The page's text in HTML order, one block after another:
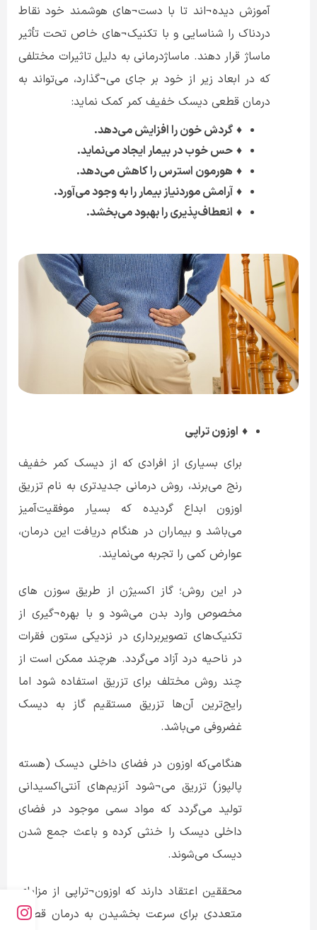
آموزش ‌دیده¬اند تا با دست¬های هوشمند خود نقاط
دردناک را شناسایی و با تکنیک¬های خاص تحت تأثیر
ماساژ قرار دهند. ماساژدرمانی به دلیل تاثیرات مختلفی
که در ابعاد زیر از خود بر جای می¬گذارد، می‌تواند به
درمان قطعی دیسک خفیف کمر کمک نماید:
♦ گردش خون را افزایش می‌دهد.
♦ حس خوب در بیمار ایجاد می‌نماید.
♦ هورمون استرس را کاهش می‌دهد.
♦ آرامش موردنیاز بیمار را به وجود می‌آورد.
♦ انعطاف‌پذیری را بهبود می‌بخشد.
♦ اوزون تراپی
برای بسیاری از افرادی که از دیسک کمر خفیف
رنج می‌برند، روش درمانی جدیدتری به نام تزریق
اوزون ابداع گردیده که بسیار موفقیت‌آمیز
می‌باشد و بیماران در هنگام دریافت این درمان،
عوارض کمی را تجربه می‌نمایند.
در این روش؛ گاز اکسیژن از طریق سوزن های
مخصوص وارد بدن می‌شود و با بهره¬گیری از
تکنیک‌های تصویربرداری در نزدیکی ستون فقرات
در ناحیه درد آزاد می‌گردد. هرچند ممکن است از
چند روش مختلف برای تزریق استفاده شود اما
رایج‌ترین آن‌ها تزریق مستقیم گاز به دیسک
غضروفی می‌باشد.
هنگامی‌که اوزون در فضای داخلی دیسک (هسته
پالپوز) تزریق می¬شود آنزیم‌های آنتی‌اکسیدانی
تولید می‌گردد که مواد سمی موجود در فضای
داخلی دیسک را خنثی کرده و باعث جمع شدن
دیسک می‌شوند.
محققین اعتقاد دارند که اوزون¬تراپی از مزایای
متعددی برای سرعت بخشیدن به درمان قطعی